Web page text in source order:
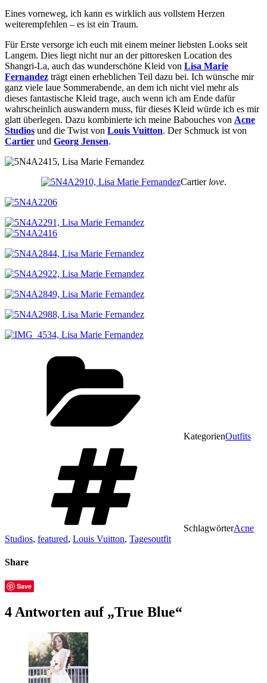
Eines vorneweg, ich kann es wirklich aus vollstem Herzen
weiterempfehlen – es ist ein Traum.
Für Erste versorge ich euch mit einem meiner liebsten Looks seit
Langem. Dies liegt nicht nur an der pittoresken Location des
Shangri-La, auch das wunderschöne Kleid von Lisa Marie
Fernandez trägt einen erheblichen Teil dazu bei. Ich wünsche mir
ganz viele laue Sommerabende, an dem ich nicht viel mehr als
dieses fantastische Kleid trage, auch wenn ich am Ende dafür
wahrscheinlich auswandern muss, für dieses Kleid würde ich es mir
glatt überlegen. Dazu kombinierte ich meine Babouches von Acne
Studios und die Twist von Louis Vuitton. Der Schmuck ist von
Cartier und Georg Jensen.
Cartier love.
KategorienOutfits
SchlagwörterAcne
Studios, featured, Louis Vuitton, Tagesoutfit
Share
Save
4 Antworten auf „True Blue“